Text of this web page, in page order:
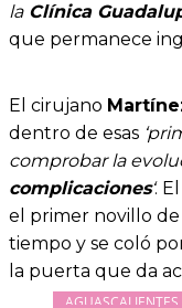
laClínica
que permanece
El cirujano
dentro de esas
comprobar la
complicaciones‘.
el primer novillo
tiempo y se coló
la puerta que da
AGUASCALIENTES